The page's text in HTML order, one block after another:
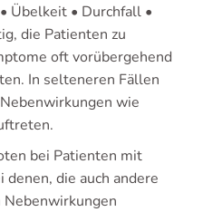
Übelkeit • Durchfall •
die Patienten zu
oft vorübergehend
In selteneren Fällen
wie
bei Patienten mit
die auch andere